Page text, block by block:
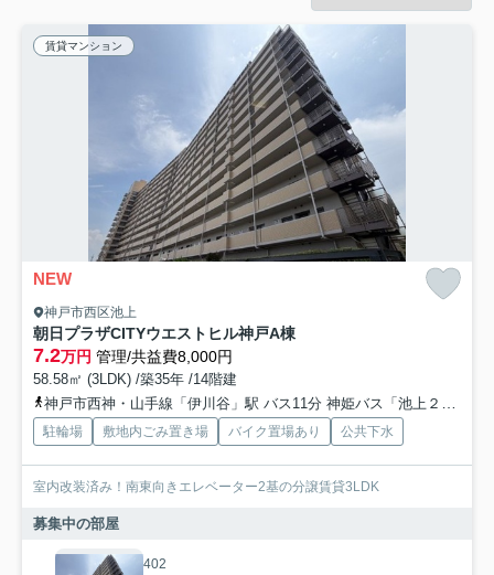
賃貸マンション
NEW
神戸市西区池上
朝日プラザCITYウエストヒル神戸A棟
7.2万円 管理/共益費8,000円
58.58㎡ (3LDK) /築35年 /14階建
神戸市西神・山手線「伊川谷」駅 バス11分 神姫バス「池上２丁目」 停歩4分
駐輪場 敷地内ごみ置き場 バイク置場あり 公共下水
室内改装済み！南東向きエレベーター2基の分譲賃貸3LDK
募集中の部屋
402